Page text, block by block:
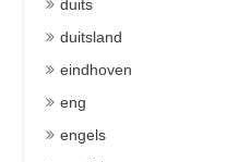
duits
duitsland
eindhoven
eng
engels